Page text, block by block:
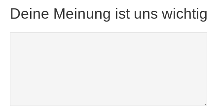
Deine Meinung ist uns wichtig